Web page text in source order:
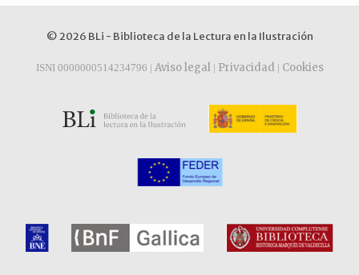
© 2026 BLi - Biblioteca de la Lectura en la Ilustración
ISNI 0000000514234796 | Aviso legal | Privacidad | Cookies